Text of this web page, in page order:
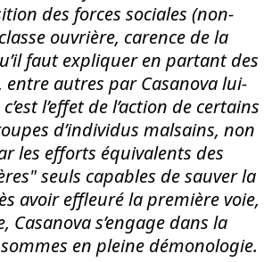
des forces sociales (non-
ouvrière, carence de la
faut expliquer en partant des
autres par Casanova lui-
l’effet de l’action de certains
d’individus malsains, non
les efforts équivalents des
seuls capables de sauver la
avoir effleuré la première voie,
Casanova s’engage dans la
en pleine démonologie.